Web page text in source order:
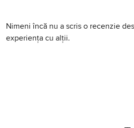
Nimeni încă nu a scris o recenzie
experiența cu alții.